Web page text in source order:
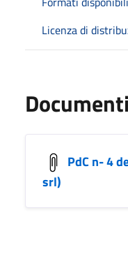
Licenza di
Documenti
PdC n- 4
srl)